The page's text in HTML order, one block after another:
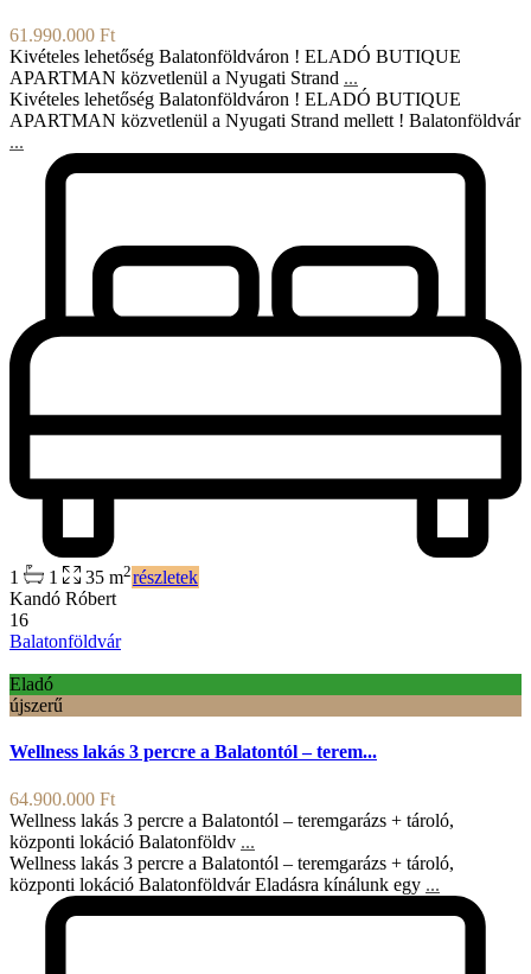
61.990.000 Ft
Kivételes lehetőség Balatonföldváron ! ELADÓ BUTIQUE
APARTMAN közvetlenül a Nyugati Strand ...
Kivételes lehetőség Balatonföldváron ! ELADÓ BUTIQUE
APARTMAN közvetlenül a Nyugati Strand mellett ! Balatonföldvár
...
1 1 35 m2részletek
Kandó Róbert
16
Balatonföldvár
Eladó
újszerű
Wellness lakás 3 percre a Balatontól – terem...
64.900.000 Ft
Wellness lakás 3 percre a Balatontól – teremgarázs + tároló,
központi lokáció Balatonföldv ...
Wellness lakás 3 percre a Balatontól – teremgarázs + tároló,
központi lokáció Balatonföldvár Eladásra kínálunk egy ...